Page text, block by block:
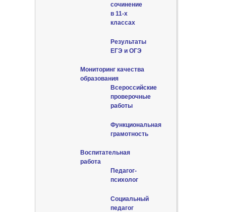
сочинение
в 11-х
классах
Результаты
ЕГЭ и ОГЭ
Мониторинг качества
образования
Всероссийские
проверочные
работы
Функциональная
грамотность
Воспитательная
работа
Педагог-
психолог
Социальный
педагог